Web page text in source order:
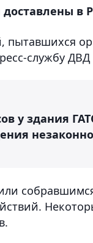
в
пытавшихся
службу ДВД
у здания